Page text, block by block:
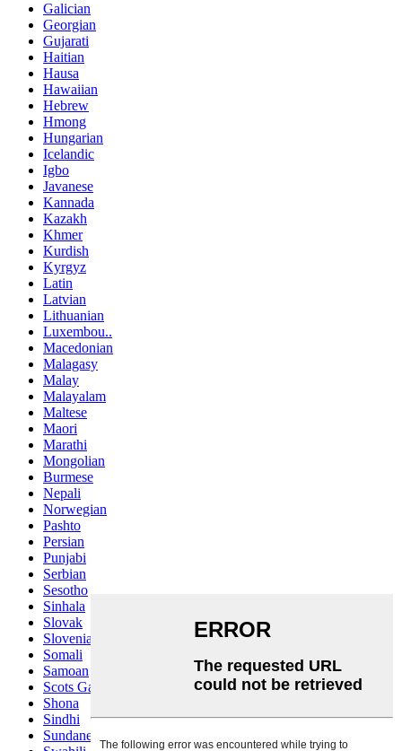
Galician
Georgian
Gujarati
Haitian
Hausa
Hawaiian
Hebrew
Hmong
Hungarian
Icelandic
Igbo
Javanese
Kannada
Kazakh
Khmer
Kurdish
Kyrgyz
Latin
Latvian
Lithuanian
Luxembou..
Macedonian
Malagasy
Malay
Malayalam
Maltese
Maori
Marathi
Mongolian
Burmese
Nepali
Norwegian
Pashto
Persian
Punjabi
Serbian
Sesotho
Sinhala
Slovak
Slovenian
Somali
Samoan
Scots Gaelic
Shona
Sindhi
Sundanese